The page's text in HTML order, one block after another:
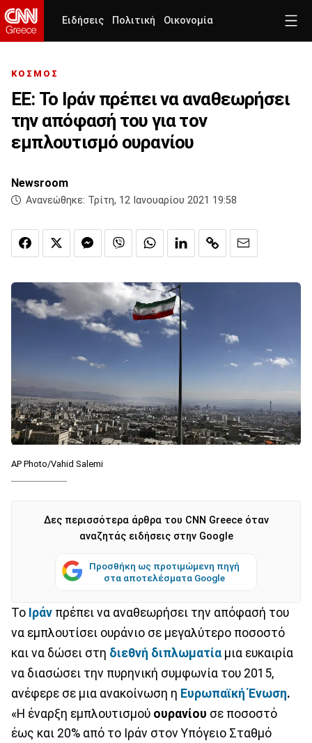
Ειδήσεις Πολιτική Οικονομία
ΚΟΣΜΟΣ
ΕΕ: Το Ιράν πρέπει να αναθεωρήσει
την απόφασή του για τον
εμπλουτισμό ουρανίου
Newsroom
Ανανεώθηκε: Τρίτη, 12 Ιανουαρίου 2021 19:58
AP Photo/Vahid Salemi
Δες περισσότερα άρθρα του CNN Greece όταν
αναζητάς ειδήσεις στην Google
Προσθήκη ως προτιμώμενη πηγή
στα αποτελέσματα Google
Το Ιράν πρέπει να αναθεωρήσει την απόφασή του
να εμπλουτίσει ουράνιο σε μεγαλύτερο ποσοστό
και να δώσει στη διεθνή διπλωματία μια ευκαιρία
να διασώσει την πυρηνική συμφωνία του 2015,
ανέφερε σε μια ανακοίνωση η Ευρωπαϊκή Ένωση.
«Η έναρξη εμπλουτισμού ουρανίου σε ποσοστό
έως και 20% από το Ιράν στον Υπόγειο Σταθμό